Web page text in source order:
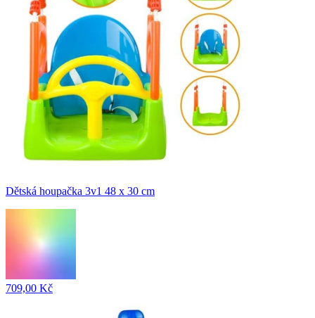
Dětská houpačka 3v1 48 x 30 cm
709,00 Kč